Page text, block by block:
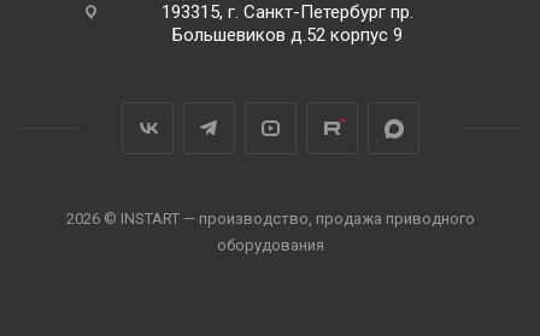
193315, г. Санкт-Петербург пр.
Большевиков д.52 корпус 9
2026 © INSTART — производство, продажа приводного
оборудования